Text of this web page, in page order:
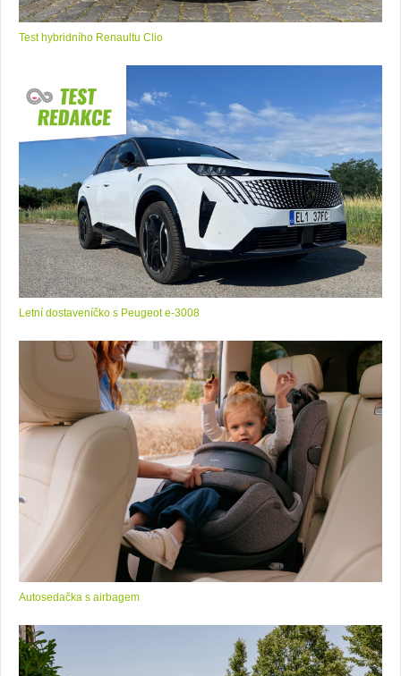
Test hybridního Renaultu Clio
Letní dostaveníčko s Peugeot e-3008
Autosedačka s airbagem